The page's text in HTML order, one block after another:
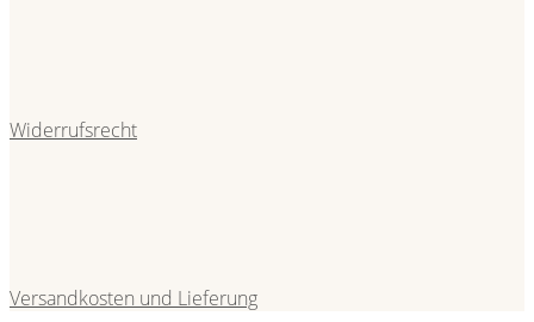
Widerrufsrecht
Versandkosten und Lieferung